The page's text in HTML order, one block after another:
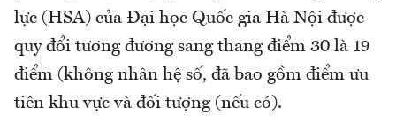
lực (HSA) của Đại học Quốc gia Hà Nội được
quy đổi tương đương sang thang điểm 30 là 19
điểm (không nhân hệ số, đã bao gồm điểm ưu
tiên khu vực và đối tượng (nếu có).